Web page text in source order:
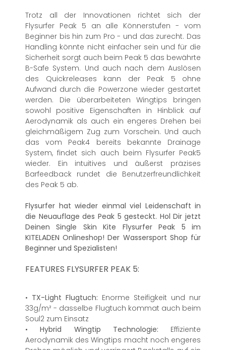
Trotz all der Innovationen richtet sich der
Flysurfer Peak 5 an alle Könnerstufen - vom
Beginner bis hin zum Pro - und das zurecht. Das
Handling könnte nicht einfacher sein und für die
Sicherheit sorgt auch beim Peak 5 das bewährte
B-Safe System. Und auch nach dem Auslösen
des Quickreleases kann der Peak 5 ohne
Aufwand durch die Powerzone wieder gestartet
werden. Die überarbeiteten Wingtips bringen
sowohl positive Eigenschaften in Hinblick auf
Aerodynamik als auch ein engeres Drehen bei
gleichmäßigem Zug zum Vorschein. Und auch
das vom Peak4 bereits bekannte Drainage
System, findet sich auch beim Flysurfer Peak5
wieder. Ein intuitives und äußerst präzises
Barfeedback rundet die Benutzerfreundlichkeit
des Peak 5 ab.
Flysurfer hat wieder einmal viel Leidenschaft in
die Neuauflage des Peak 5 gesteckt. Hol Dir jetzt
Deinen Single Skin Kite Flysurfer Peak 5 im
KITELADEN Onlineshop! Der Wassersport Shop für
Beginner und Spezialisten!
FEATURES FLYSURFER PEAK 5:
• TX-Light Flugtuch: Enorme Steifigkeit und nur
33g/m² - dasselbe Flugtuch kommat auch beim
Soul2 zum Einsatz
•Hybrid Wingtip Technologie: Effiziente
Aerodynamik des Wingtips macht noch engeres